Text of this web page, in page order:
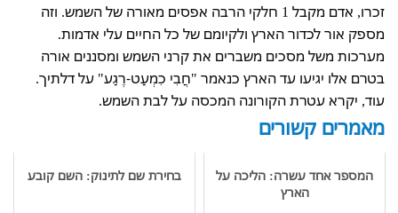
זכרו, אדם מקבל 1 חלקי הרבה אפסים מאורה של השמש. וזה
מספק אור לכדור הארץ ולקיומם של כל החיים עלי אדמות.
מערכות משל מסכים משברים את קרני השמש ומסננים אורה
בטרם אלו יגיעו עד הארץ כנאמר "חֲבִי כִמְעַט-רֶגַע" על דלתיך.
עוד, יקרא עטרת הקורונה המכסה על לבת השמש.
מאמרים קשורים
המספר אחד עשרה: הליכה על
הארץ
בחירת שם לתינוק: השם קובע